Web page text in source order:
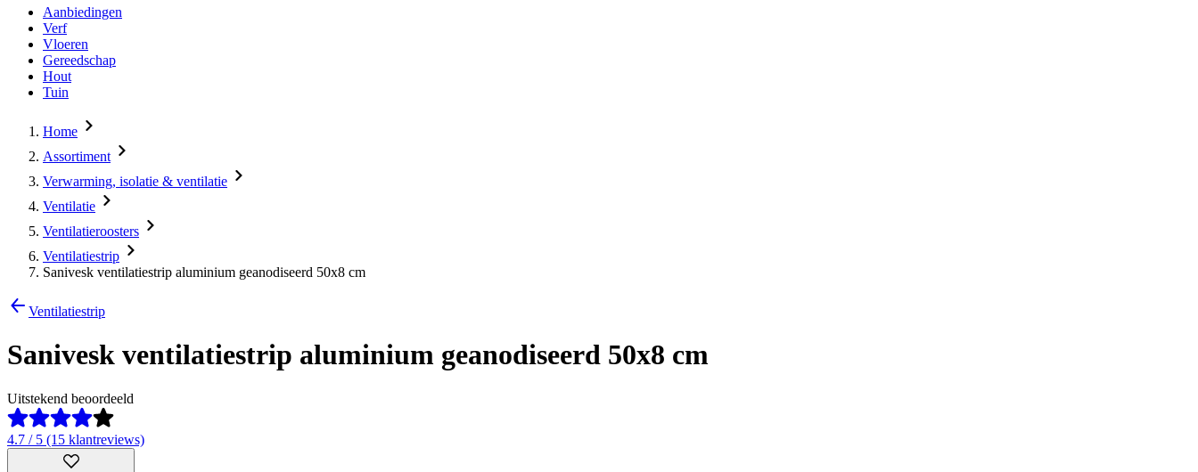
Aanbiedingen
Verf
Vloeren
Gereedschap
Hout
Tuin
Home
Assortiment
Verwarming, isolatie & ventilatie
Ventilatie
Ventilatieroosters
Ventilatiestrip
Sanivesk ventilatiestrip aluminium geanodiseerd 50x8 cm
Ventilatiestrip
Sanivesk ventilatiestrip aluminium geanodiseerd 50x8 cm
Uitstekend beoordeeld
4.7 / 5 (15 klantreviews)